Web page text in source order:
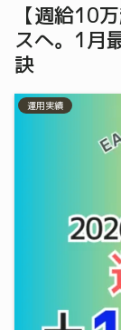
【週給10
スへ。1月
訣
運用実績